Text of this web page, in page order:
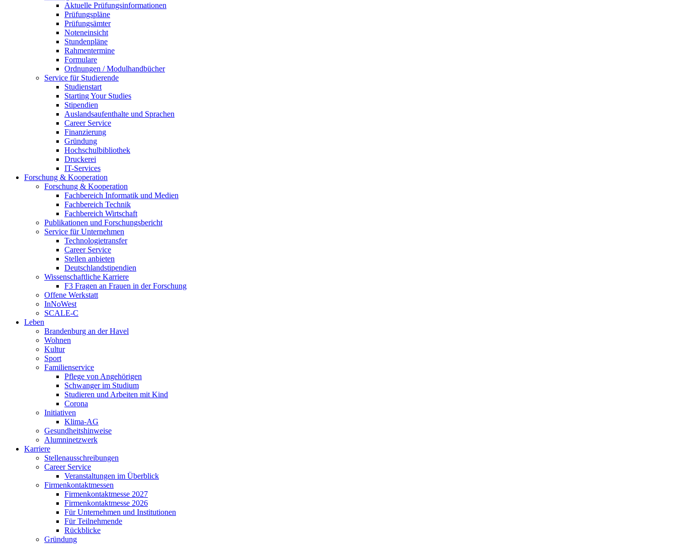
Aktuelle Prüfungsinformationen
Prüfungspläne
Prüfungsämter
Noteneinsicht
Stundenpläne
Rahmentermine
Formulare
Ordnungen / Modulhandbücher
Service für Studierende
Studienstart
Starting Your Studies
Stipendien
Auslandsaufenthalte und Sprachen
Career Service
Finanzierung
Gründung
Hochschulbibliothek
Druckerei
IT-Services
Forschung & Kooperation
Forschung & Kooperation
Fachbereich Informatik und Medien
Fachbereich Technik
Fachbereich Wirtschaft
Publikationen und Forschungsbericht
Service für Unternehmen
Technologietransfer
Career Service
Stellen anbieten
Deutschlandstipendien
Wissenschaftliche Karriere
F3 Fragen an Frauen in der Forschung
Offene Werkstatt
InNoWest
SCALE-C
Leben
Brandenburg an der Havel
Wohnen
Kultur
Sport
Familienservice
Pflege von Angehörigen
Schwanger im Studium
Studieren und Arbeiten mit Kind
Corona
Initiativen
Klima-AG
Gesundheitshinweise
Alumninetzwerk
Karriere
Stellenausschreibungen
Career Service
Veranstaltungen im Überblick
Firmenkontaktmessen
Firmenkontaktmesse 2027
Firmenkontaktmesse 2026
Für Unternehmen und Institutionen
Für Teilnehmende
Rückblicke
Gründung